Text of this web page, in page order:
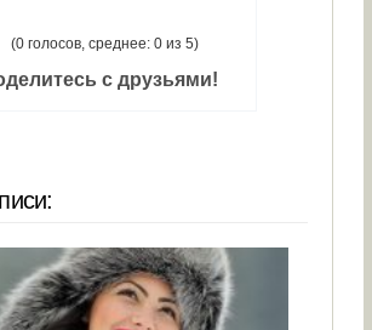
(0 голосов, среднее: 0 из 5)
с друзьями!